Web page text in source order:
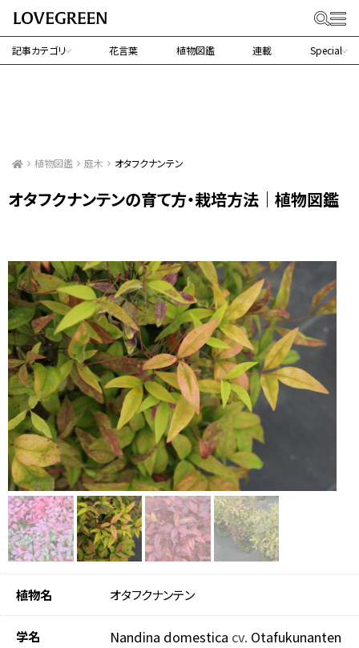
記事カテゴリ 花言葉 植物図鑑 連載 Special
植物図鑑 庭木 オタフクナンテン
オタフクナンテンの育て方・栽培方法｜植物図鑑
植物名 オタフクナンテン
学名 Nandina domestica cv. Otafukunanten